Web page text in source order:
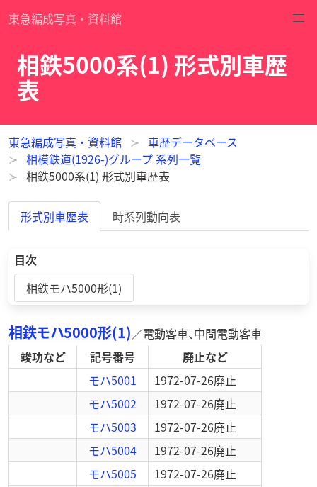
東急編成写真・資料館
相鉄5000系(1) 形式別車歴
表
東急編成写真・資料館
車歴データベース
相模鉄道(1926-)グループ 系列一覧
相鉄5000系(1) 形式別車歴表
形式別車歴表 時系列動向表
目次
相鉄モハ5000形(1)
相鉄モハ5000形(1)／電動客車、中間電動客車
竣功など
記号番号
廃止など
モハ5001
1972-07-26廃止
モハ5002
1972-07-26廃止
モハ5003
1972-07-26廃止
モハ5004
1972-07-26廃止
モハ5005
1972-07-26廃止